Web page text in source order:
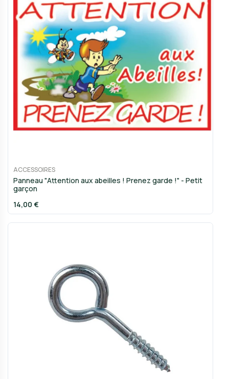
ACCESSOIRES
Panneau "Attention aux abeilles ! Prenez garde !" - Petit
garçon
14,00 €